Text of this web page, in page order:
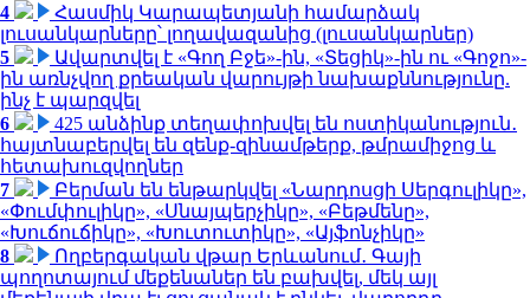
4
Հասմիկ Կարապետյանի համարձակ
լուսանկարները՝ լողավազանից (լուսանկարներ)
5
Ավարտվել է «Գող Բջե»-ին, «Տեցիկ»-ին ու «Գոջո»-
ին առնչվող քրեական վարույթի նախաքննությունը.
ինչ է պարզվել
6
425 անձինք տեղափոխվել են ոստիկանություն․
հայտնաբերվել են զենք-զինամթերք, թմրամիջոց և
հետախուզվողներ
7
Բերման են ենթարկվել «Նարդոսցի Սերգուլիկը»,
«Փումփուլիկը», «Սնայպերչիկը», «Բեթմենը»,
«Խուճուճիկը», «Խուտուտիկը», «Այֆոնչիկը»
8
Ողբերգական վթար Երևանում․ Գայի
պողոտայում մեքենաներ են բախվել, մեկ այլ